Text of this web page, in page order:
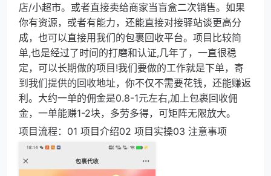
店/小超市。或者直接卖给商家当盲盒二次销售。如果
你有资源，或者有能力，还能直接对接驿站谈更高分
成，也可以直接用我们的包裹回收平台。项目比较简
单,也是经过了时间的打磨和认证,几年了，一直很稳
定，可以长期做的项目!我们要做的工作就是下单，寄
到我们提供的回收地址，你不仅不需要花钱，还能赚返
利。大约一单的佣金是0.8-1元左右,加上包裹回收佣
金，一单能赚1-2块，多劳多得，可矩阵无限放大。
项目流程：01 项目介绍02 项目实操03 注意事项